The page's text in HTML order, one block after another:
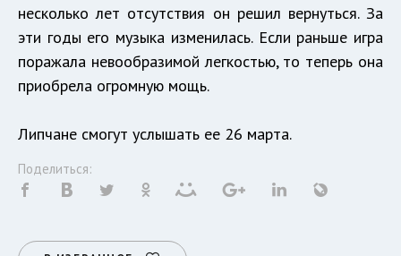
несколько лет отсутствия он решил вернуться. За
эти годы его музыка изменилась. Если раньше игра
поражала невообразимой легкостью, то теперь она
приобрела огромную мощь.
Липчане смогут услышать ее 26 марта.
Поделиться: